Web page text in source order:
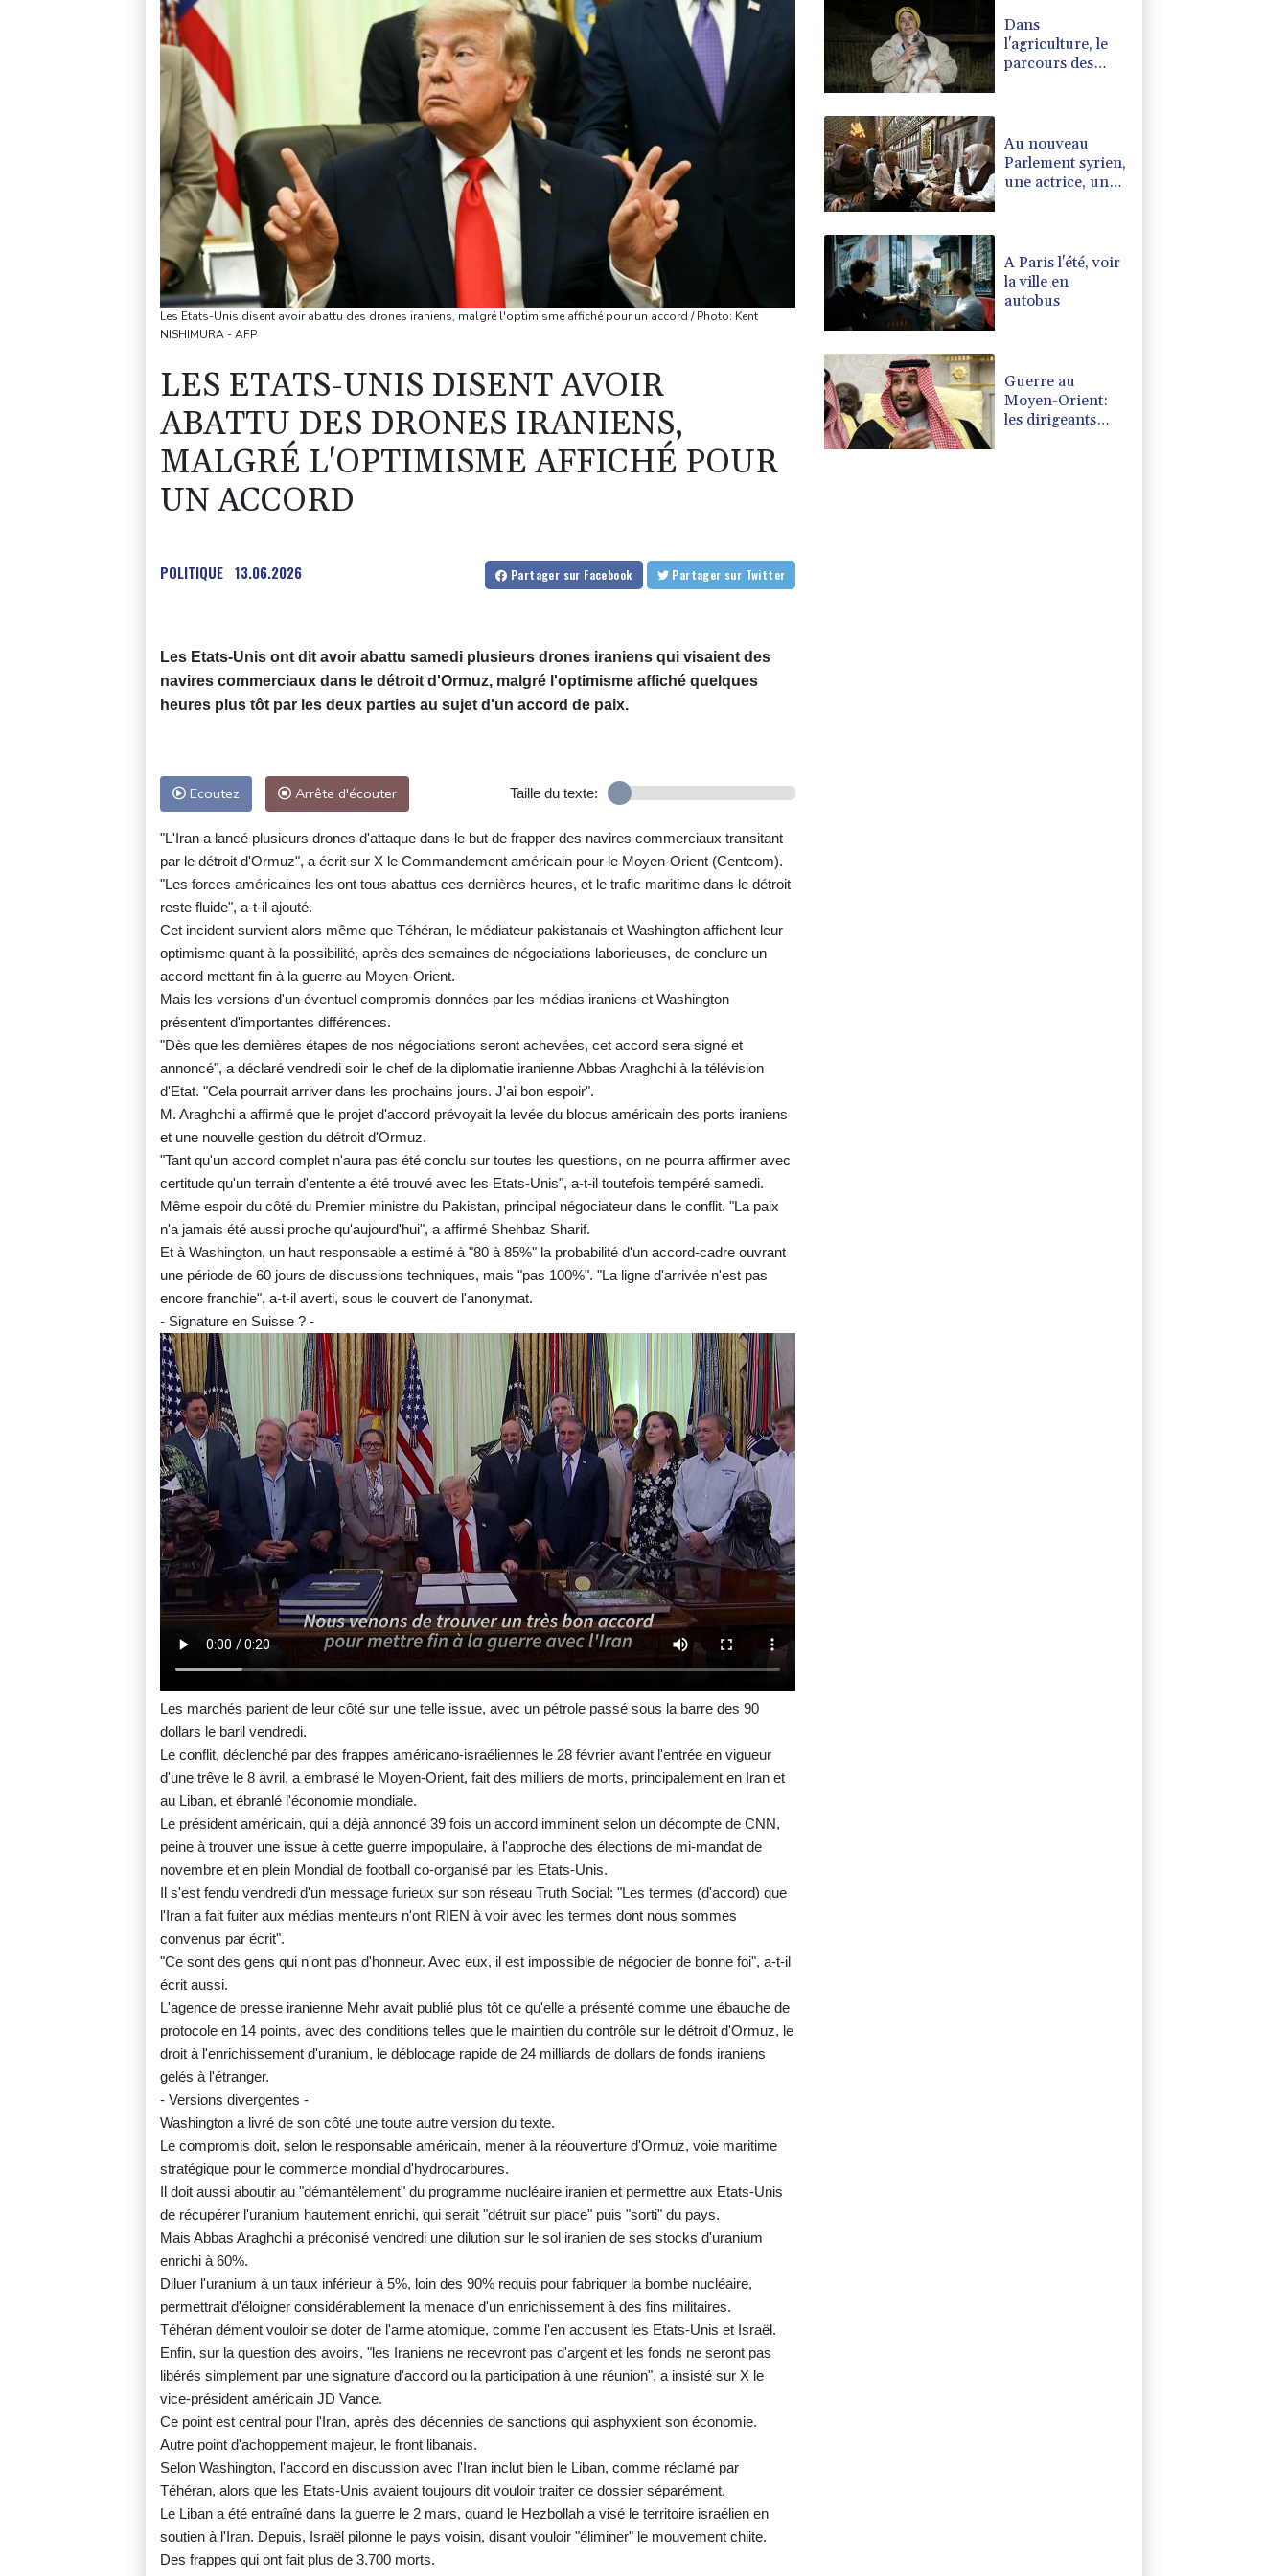
Les Etats-Unis disent avoir abattu des drones iraniens, malgré l'optimisme affiché pour un accord / Photo: Kent
NISHIMURA - AFP
LES ETATS-UNIS DISENT AVOIR
ABATTU DES DRONES IRANIENS,
MALGRÉ L'OPTIMISME AFFICHÉ POUR
UN ACCORD
POLITIQUE 13.06.2026 Partager sur Facebook Partager sur Twitter
Les Etats-Unis ont dit avoir abattu samedi plusieurs drones iraniens qui visaient des
navires commerciaux dans le détroit d'Ormuz, malgré l'optimisme affiché quelques
heures plus tôt par les deux parties au sujet d'un accord de paix.
Ecoutez Arrête d'écouter Taille du texte:
"L'Iran a lancé plusieurs drones d'attaque dans le but de frapper des navires commerciaux transitant
par le détroit d'Ormuz", a écrit sur X le Commandement américain pour le Moyen-Orient (Centcom).
"Les forces américaines les ont tous abattus ces dernières heures, et le trafic maritime dans le détroit
reste fluide", a-t-il ajouté.
Cet incident survient alors même que Téhéran, le médiateur pakistanais et Washington affichent leur
optimisme quant à la possibilité, après des semaines de négociations laborieuses, de conclure un
accord mettant fin à la guerre au Moyen-Orient.
Mais les versions d'un éventuel compromis données par les médias iraniens et Washington
présentent d'importantes différences.
"Dès que les dernières étapes de nos négociations seront achevées, cet accord sera signé et
annoncé", a déclaré vendredi soir le chef de la diplomatie iranienne Abbas Araghchi à la télévision
d'Etat. "Cela pourrait arriver dans les prochains jours. J'ai bon espoir".
M. Araghchi a affirmé que le projet d'accord prévoyait la levée du blocus américain des ports iraniens
et une nouvelle gestion du détroit d'Ormuz.
"Tant qu'un accord complet n'aura pas été conclu sur toutes les questions, on ne pourra affirmer avec
certitude qu'un terrain d'entente a été trouvé avec les Etats-Unis", a-t-il toutefois tempéré samedi.
Même espoir du côté du Premier ministre du Pakistan, principal négociateur dans le conflit. "La paix
n'a jamais été aussi proche qu'aujourd'hui", a affirmé Shehbaz Sharif.
Et à Washington, un haut responsable a estimé à "80 à 85%" la probabilité d'un accord-cadre ouvrant
une période de 60 jours de discussions techniques, mais "pas 100%". "La ligne d'arrivée n'est pas
encore franchie", a-t-il averti, sous le couvert de l'anonymat.
- Signature en Suisse ? -
Les marchés parient de leur côté sur une telle issue, avec un pétrole passé sous la barre des 90
dollars le baril vendredi.
Le conflit, déclenché par des frappes américano-israéliennes le 28 février avant l'entrée en vigueur
d'une trêve le 8 avril, a embrasé le Moyen-Orient, fait des milliers de morts, principalement en Iran et
au Liban, et ébranlé l'économie mondiale.
Le président américain, qui a déjà annoncé 39 fois un accord imminent selon un décompte de CNN,
peine à trouver une issue à cette guerre impopulaire, à l'approche des élections de mi-mandat de
novembre et en plein Mondial de football co-organisé par les Etats-Unis.
Il s'est fendu vendredi d'un message furieux sur son réseau Truth Social: "Les termes (d'accord) que
l'Iran a fait fuiter aux médias menteurs n'ont RIEN à voir avec les termes dont nous sommes
convenus par écrit".
"Ce sont des gens qui n'ont pas d'honneur. Avec eux, il est impossible de négocier de bonne foi", a-t-il
écrit aussi.
L'agence de presse iranienne Mehr avait publié plus tôt ce qu'elle a présenté comme une ébauche de
protocole en 14 points, avec des conditions telles que le maintien du contrôle sur le détroit d'Ormuz, le
droit à l'enrichissement d'uranium, le déblocage rapide de 24 milliards de dollars de fonds iraniens
gelés à l'étranger.
- Versions divergentes -
Washington a livré de son côté une toute autre version du texte.
Le compromis doit, selon le responsable américain, mener à la réouverture d'Ormuz, voie maritime
stratégique pour le commerce mondial d'hydrocarbures.
Il doit aussi aboutir au "démantèlement" du programme nucléaire iranien et permettre aux Etats-Unis
de récupérer l'uranium hautement enrichi, qui serait "détruit sur place" puis "sorti" du pays.
Mais Abbas Araghchi a préconisé vendredi une dilution sur le sol iranien de ses stocks d'uranium
enrichi à 60%.
Diluer l'uranium à un taux inférieur à 5%, loin des 90% requis pour fabriquer la bombe nucléaire,
permettrait d'éloigner considérablement la menace d'un enrichissement à des fins militaires.
Téhéran dément vouloir se doter de l'arme atomique, comme l'en accusent les Etats-Unis et Israël.
Enfin, sur la question des avoirs, "les Iraniens ne recevront pas d'argent et les fonds ne seront pas
libérés simplement par une signature d'accord ou la participation à une réunion", a insisté sur X le
vice-président américain JD Vance.
Ce point est central pour l'Iran, après des décennies de sanctions qui asphyxient son économie.
Autre point d'achoppement majeur, le front libanais.
Selon Washington, l'accord en discussion avec l'Iran inclut bien le Liban, comme réclamé par
Téhéran, alors que les Etats-Unis avaient toujours dit vouloir traiter ce dossier séparément.
Le Liban a été entraîné dans la guerre le 2 mars, quand le Hezbollah a visé le territoire israélien en
soutien à l'Iran. Depuis, Israël pilonne le pays voisin, disant vouloir "éliminer" le mouvement chiite.
Des frappes qui ont fait plus de 3.700 morts.
Dans
l'agriculture, le
parcours des
Au nouveau
Parlement syrien,
une actrice, une
A Paris l'été, voir
la ville en
autobus
Guerre au
Moyen-Orient:
les dirigeants